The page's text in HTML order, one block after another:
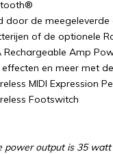
door de
of de optionele
Rechargeable Amp
effecten en meer met
MIDI Expression
Footswitch
power output is 35